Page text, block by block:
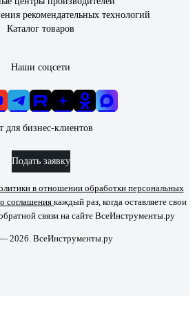
рекомендательных технологий
Каталог товаров
Наши соцсети
для бизнес-клиентов
Подать заявку
в отношении обработки персональных
соглашения каждый раз, когда оставляете свои
связи на сайте ВсеИнструменты.ру
2026. ВсеИнструменты.ру